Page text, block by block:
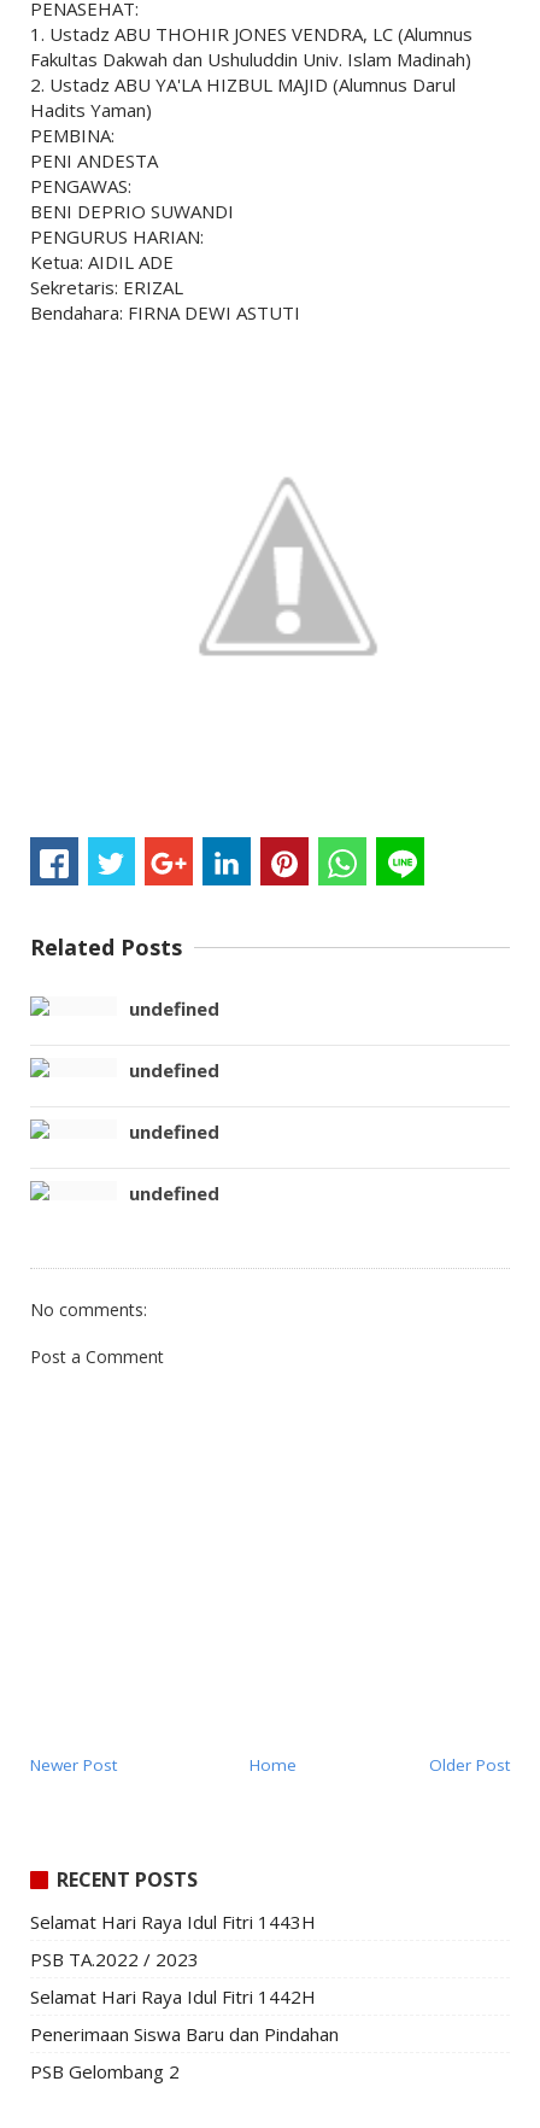
PENASEHAT:
1. Ustadz ABU THOHIR JONES VENDRA, LC (Alumnus
Fakultas Dakwah dan Ushuluddin Univ. Islam Madinah)
2. Ustadz ABU YA'LA HIZBUL MAJID (Alumnus Darul
Hadits Yaman)
PEMBINA:
PENI ANDESTA
PENGAWAS:
BENI DEPRIO SUWANDI
PENGURUS HARIAN:
Ketua: AIDIL ADE
Sekretaris: ERIZAL
Bendahara: FIRNA DEWI ASTUTI
Related Posts
undefined
undefined
undefined
undefined
No comments:
Post a Comment
Newer Post Older Post
Home
RECENT POSTS
Selamat Hari Raya Idul Fitri 1443H
PSB TA.2022 / 2023
Selamat Hari Raya Idul Fitri 1442H
Penerimaan Siswa Baru dan Pindahan
PSB Gelombang 2